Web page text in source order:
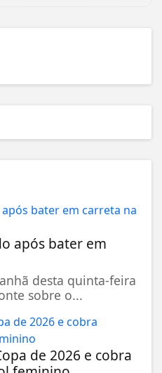
após bater em
desta quinta-feira
sobre o...
de 2026 e cobra